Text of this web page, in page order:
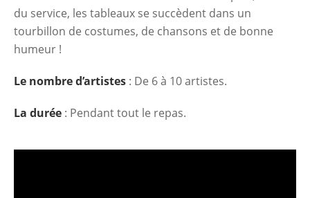
du service, les tableaux se succèdent dans un
tourbillon de costumes, de chansons et de bonne
humeur !
Le nombre d’artistes : De 6 à 10 artistes.
La durée : Pendant tout le repas.